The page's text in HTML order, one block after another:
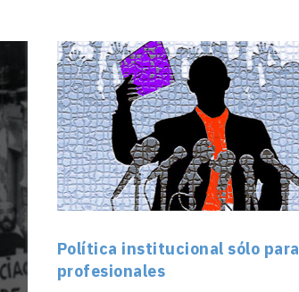
Política institucional sólo para
profesionales